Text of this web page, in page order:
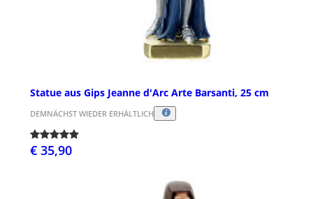
Statue aus Gips Jeanne d'Arc Arte Barsanti, 25 cm
DEMNÄCHST WIEDER ERHÄLTLICH
€ 35,90